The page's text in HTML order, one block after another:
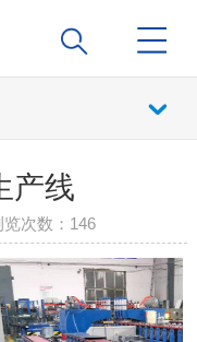
产线
次数： 146